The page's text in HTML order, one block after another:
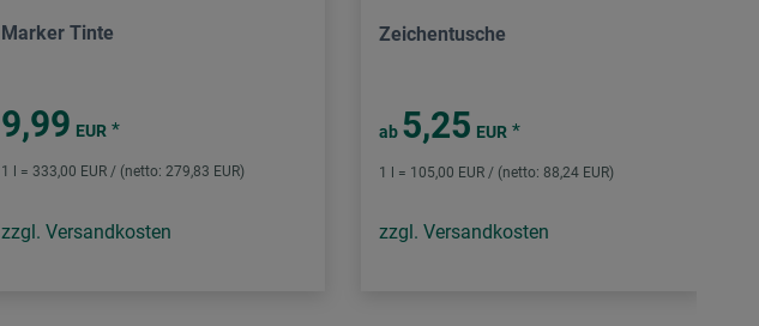
Marker Tinte
9,99 EUR *
1 l = 333,00 EUR / (netto: 279,83 EUR)
zzgl. Versandkosten
Zeichentusche
ab 5,25 EUR *
1 l = 105,00 EUR / (netto: 88,24 EUR)
zzgl. Versandkosten